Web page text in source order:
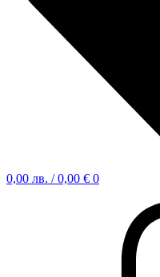
0,00 лв. / 0,00 € 0